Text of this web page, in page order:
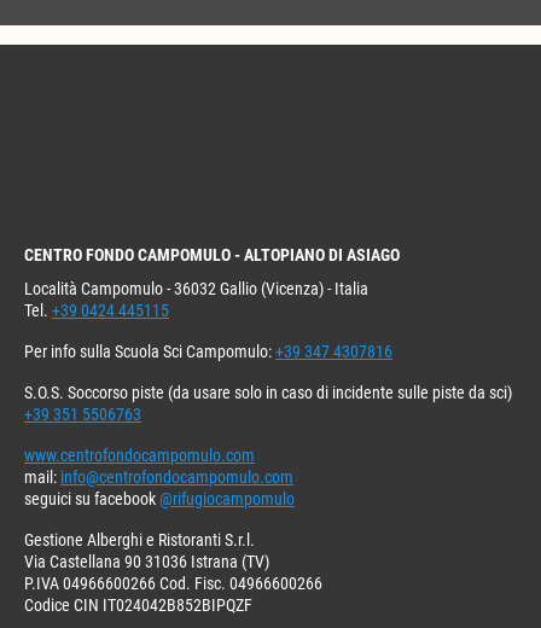
CENTRO FONDO CAMPOMULO - ALTOPIANO DI ASIAGO
Località Campomulo - 36032 Gallio (Vicenza) - Italia
Tel. +39 0424 445115
Per info sulla Scuola Sci Campomulo:+39 347 4307816
S.O.S. Soccorso piste (da usare solo in caso di incidente sulle piste da sci)
+39 351 5506763
www.centrofondocampomulo.com
mail: info@centrofondocampomulo.com
seguici su facebook@rifugiocampomulo
Gestione Alberghi e Ristoranti S.r.l.
Via Castellana 90 31036 Istrana (TV)
P.IVA 04966600266 Cod. Fisc. 04966600266
Codice CIN IT024042B852BIPQZF